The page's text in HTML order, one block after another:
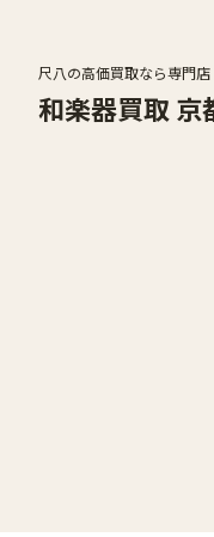
尺八の高価買取なら専門
和楽器買取 京